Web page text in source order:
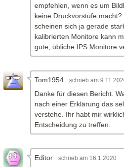
empfehlen, wenn es um
keine Druckvorstufe
scheinen sich ja gerade
kalibrierten Monitore kann
gute, übliche IPS Monitore
Tom1954 am
Danke für diesen Bericht.
nach einer Erklärung das
verstehe. Ihr habt mir
Entscheidung zu treffen.
Editor am 16.1.2020